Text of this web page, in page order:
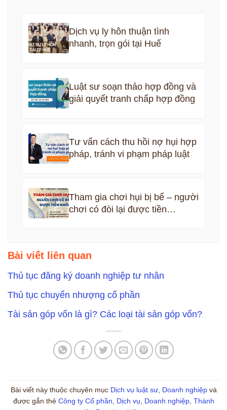
Dịch vụ ly hôn thuận tình
nhanh, trọn gói tại Huế
Luật sư soạn thảo hợp đồng và
giải quyết tranh chấp hợp đồng
Tư vấn cách thu hồi nợ hụi hợp
pháp, tránh vi phạm pháp luật
Tham gia chơi hụi bị bể – người
chơi có đòi lại được tiền
Bài viết liên quan
Thủ tục đăng ký doanh nghiệp tư nhân
Thủ tục chuyển nhượng cổ phần
Tài sản góp vốn là gì? Các loại tài sản góp vốn?
Bài viết này thuộc chuyên mục Dịch vụ luật sư, Doanh nghiệpvà
được gắn thẻ Công ty Cổ phần, Dịch vụ, Doanh nghiệp, Thành